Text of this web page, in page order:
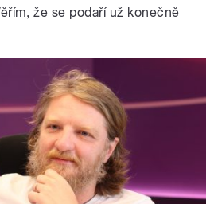
že se podaří už konečně